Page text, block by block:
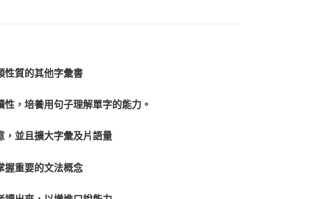
性質的其他字彙書
，培養用句子理解單字的能力。
並且擴大字彙及片語量
握重要的文法概念